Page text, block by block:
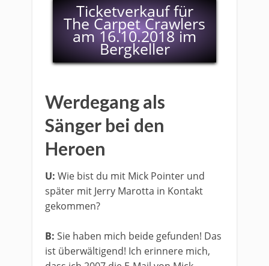
Ticketverkauf für
The Carpet Crawlers
am 16.10.2018 im
Bergkeller
Werdegang als
Sänger bei den
Heroen
U: Wie bist du mit Mick Pointer und
später mit Jerry Marotta in Kontakt
gekommen?
B: Sie haben mich beide gefunden! Das
ist überwältigend! Ich erinnere mich,